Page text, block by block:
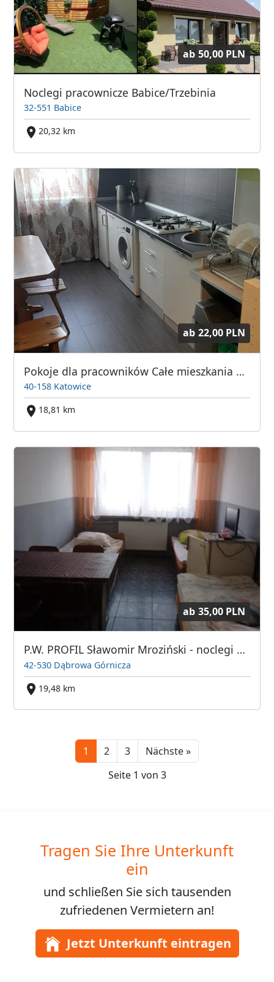
ab 50,00 PLN
Noclegi pracownicze Babice/Trzebinia
32-551 Babice
20,32 km
ab 22,00 PLN
Pokoje dla pracowników Całe mieszkania Katowice Owocowa 9
40-158 Katowice
18,81 km
ab 35,00 PLN
P.W. PROFIL Sławomir Mroziński - noclegi dla firm
42-530 Dąbrowa Górnicza
19,48 km
1 2 3 Nächste »Next
Seite 1 von 3
Tragen Sie Ihre Unterkunft
ein
und schließen Sie sich tausenden
zufriedenen Vermietern an!
Jetzt Unterkunft eintragen